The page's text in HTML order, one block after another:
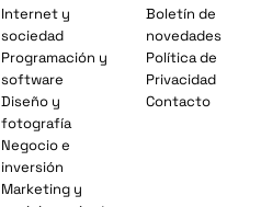
Internet y
sociedad
Programación y
software
Diseño y
fotografía
Negocio e
inversión
Marketing y
Boletín de
novedades
Política de
Privacidad
Contacto